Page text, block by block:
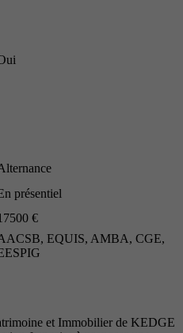
présentiel
€
EQUIS, AMBA, CGE,
et Immobilier de KEDGE